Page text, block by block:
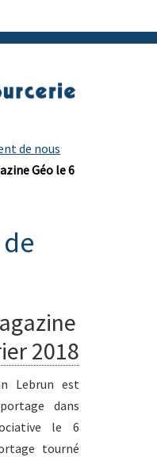
de nous
Géo le 6
2018
Lebrun est
dans
le 6
tourné